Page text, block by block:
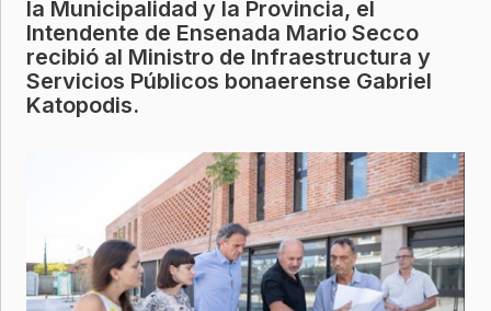
la Municipalidad y la Provincia, el
Intendente de Ensenada Mario Secco
recibió al Ministro de Infraestructura y
Servicios Públicos bonaerense Gabriel
Katopodis.